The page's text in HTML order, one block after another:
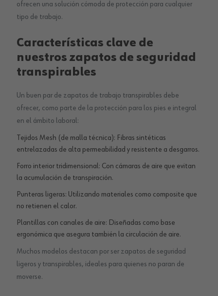
ofrecen una solución cómoda de protección para cualquier
tipo de trabajo.
Características clave de
nuestros zapatos de seguridad
transpirables
Un buen par de zapatos de trabajo transpirables debe
ofrecer, como parte de la protección para los pies e integral
en el ámbito laboral:
Tejidos Mesh (de malla técnica): Fibras sintéticas
entrelazadas de alta permeabilidad y resistente a desgarros.
Forro interior tridimensional: Con cámaras de aire que evitan
la acumulación de transpiración.
Punteras ligeras: Utilizando materiales como composite que
no retienen el calor.
Plantillas con canales de aire: Diseñadas como base
ergonómica que asegura también la circulación de aire.
Muchos modelos destacan por ser zapatos de seguridad
ligeros y transpirables, ideales para quienes no paran de
moverse.